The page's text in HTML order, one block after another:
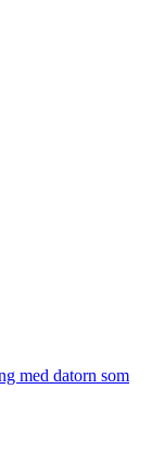
med datorn som